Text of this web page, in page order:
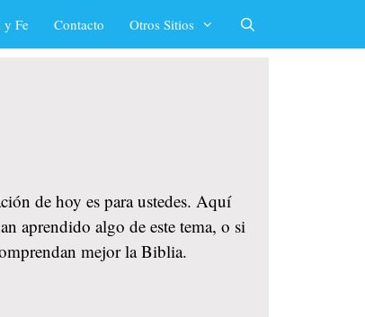
y Fe Contacto Otros Sitios
de hoy es para ustedes. Aquí
aprendido algo de este tema, o si
mejor la Biblia.